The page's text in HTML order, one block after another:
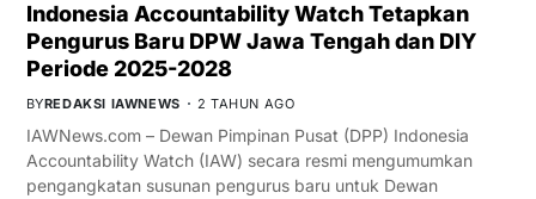
Indonesia Accountability Watch Tetapkan
Pengurus Baru DPW Jawa Tengah dan DIY
Periode 2025-2028
BYREDAKSI IAWNEWS 2 TAHUN AGO
IAWNews.com – Dewan Pimpinan Pusat (DPP) Indonesia
Accountability Watch (IAW) secara resmi mengumumkan
pengangkatan susunan pengurus baru untuk Dewan